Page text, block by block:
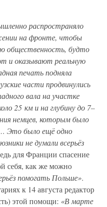
распространяло
на фронте, чтобы
общественность, будто
и оказывают реальную
печать подняла
части продвинулись
вала на участке
25 км и на глубину до 7–
немцев, которым было
Это было ещё одно
не думали всерьёз
для Франции спасение
себя, как же можно
помогать Польше».
к 14 августа редактор
этой помощи: «В марте